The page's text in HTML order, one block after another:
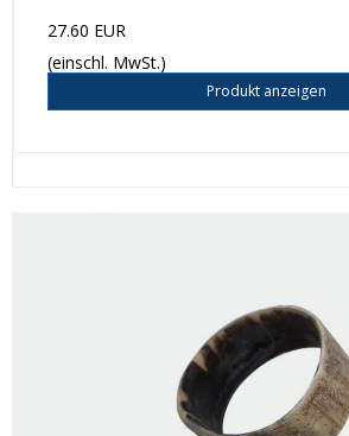
27.60 EUR
(einschl. MwSt.)
Produkt anzeigen